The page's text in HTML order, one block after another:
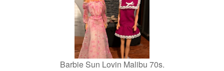
Barbie Sun Lovin Malibu 70s.